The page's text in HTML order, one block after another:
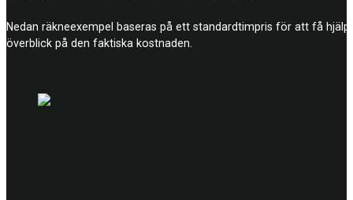
Nedan räkneexempel baseras på ett standardtimpris för att få
överblick på den faktiska kostnaden.